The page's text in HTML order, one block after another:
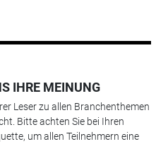
IHRE MEINUNG
Leser zu allen Branchenthemen
Bitte achten Sie bei Ihren
um allen Teilnehmern eine